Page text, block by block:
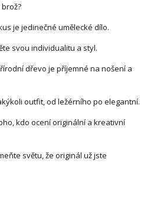
je jedinečné umělecké dílo.
svou individualitu a styl.
dřevo je příjemné na nošení a
outfit, od ležérního po elegantní.
kdo ocení originální a kreativní
světu, že originál už jste